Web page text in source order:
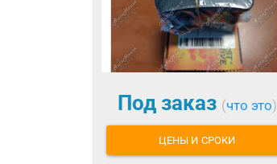
Под заказ (что это)
ЦЕНЫ И СРОКИ